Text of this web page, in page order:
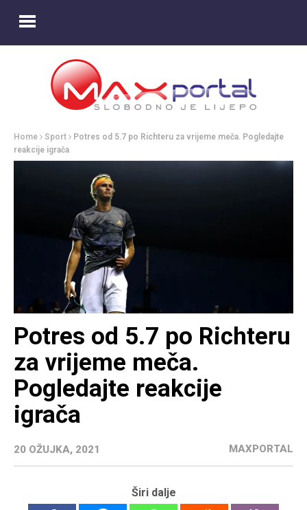
Home Sport
Potres od 5.7 po Richteru za vrijeme meča. Pogledajte
reakcije igrača
Potres od 5.7 po Richteru
za vrijeme meča.
Pogledajte reakcije
igrača
20 OŽUJKA, 2021 MAXPORTAL
Širi dalje